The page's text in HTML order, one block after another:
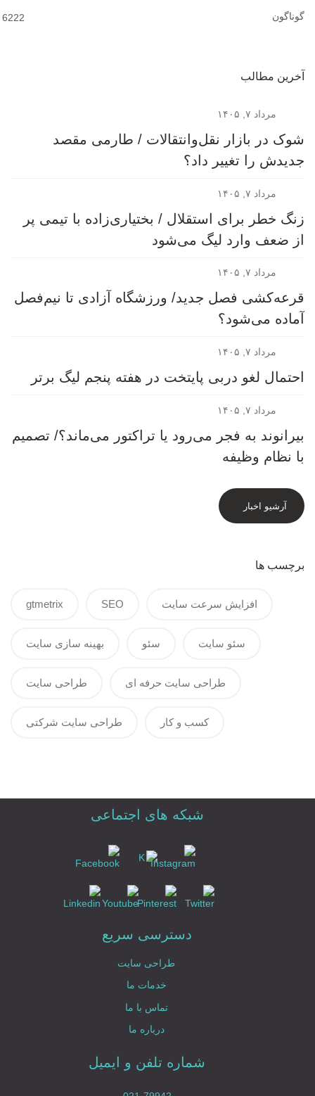
6222 گوناگون
آخرین مطالب
مرداد ۷, ۱۴۰۵
شوک در بازار نقل‌وانتقالات / طارمی مقصد
جدیدش را تغییر داد؟
مرداد ۷, ۱۴۰۵
زنگ خطر برای استقلال / بختیاری‌زاده با تیمی پر
از ضعف وارد لیگ می‌شود
مرداد ۷, ۱۴۰۵
قرعه‎‌کشی فصل جدید/ ورزشگاه آزادی تا نیم‌فصل
آماده می‌شود؟
مرداد ۷, ۱۴۰۵
احتمال لغو دربی پایتخت در هفته پنجم لیگ برتر
مرداد ۷, ۱۴۰۵
بیرانوند به فجر می‌رود یا تراکتور می‌ماند؟/ تصمیم
با نظام وظیفه
آرشیو اخبار
برچسب ها
gtmetrix SEO افزایش سرعت سایت
بهینه سازی سایت سئو سئو سایت
طراحی سایت طراحی سایت حرفه ای
طراحی سایت شرکتی کسب و کار
شبکه های اجتماعی
دسترسی سریع
طراحی سایت
خدمات ما
تماس با ما
درباره ما
شماره تلفن و ایمیل